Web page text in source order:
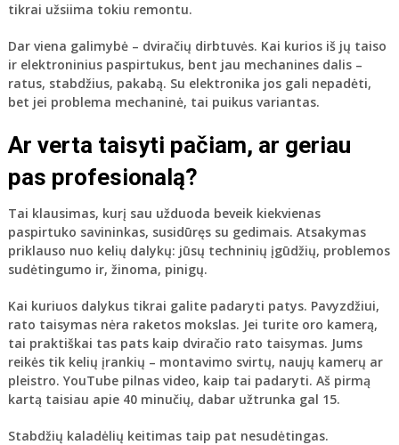
tikrai užsiima tokiu remontu.
Dar viena galimybė – dviračių dirbtuvės. Kai kurios iš jų taiso
ir elektroninius paspirtukus, bent jau mechanines dalis –
ratus, stabdžius, pakabą. Su elektronika jos gali nepadėti,
bet jei problema mechaninė, tai puikus variantas.
Ar verta taisyti pačiam, ar geriau
pas profesionalą?
Tai klausimas, kurį sau užduoda beveik kiekvienas
paspirtuko savininkas, susidūręs su gedimais. Atsakymas
priklauso nuo kelių dalykų: jūsų techninių įgūdžių, problemos
sudėtingumo ir, žinoma, pinigų.
Kai kuriuos dalykus tikrai galite padaryti patys. Pavyzdžiui,
rato taisymasnėra raketos mokslas. Jei turite oro kamerą,
tai praktiškai tas pats kaip dviračio rato taisymas. Jums
reikės tik kelių įrankių – montavimo svirtų, naujų kamerų ar
pleistro. YouTube pilnas video, kaip tai padaryti. Aš pirmą
kartą taisiau apie 40 minučių, dabar užtrunka gal 15.
Stabdžių kaladėlių keitimastaip pat nesudėtingas.